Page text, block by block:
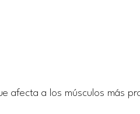
afecta a los músculos más